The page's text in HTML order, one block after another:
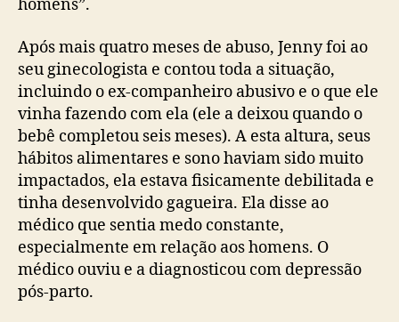
homens”.
Após mais quatro meses de abuso, Jenny foi ao
seu ginecologista e contou toda a situação,
incluindo o ex-companheiro abusivo e o que ele
vinha fazendo com ela (ele a deixou quando o
bebê completou seis meses). A esta altura, seus
hábitos alimentares e sono haviam sido muito
impactados, ela estava fisicamente debilitada e
tinha desenvolvido gagueira. Ela disse ao
médico que sentia medo constante,
especialmente em relação aos homens. O
médico ouviu e a diagnosticou com depressão
pós-parto.